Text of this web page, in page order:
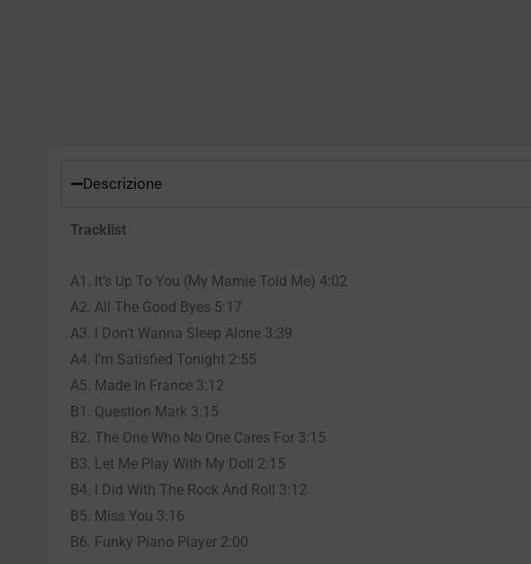
Descrizione
Tracklist
A1. It’s Up To You (My Mamie Told Me) 4:02
A2. All The Good Byes 5:17
A3. I Don’t Wanna Sleep Alone 3:39
A4. I’m Satisfied Tonight 2:55
A5. Made In France 3:12
B1. Question Mark 3:15
B2. The One Who No One Cares For 3:15
B3. Let Me Play With My Doll 2:15
B4. I Did With The Rock And Roll 3:12
B5. Miss You 3:16
B6. Funky Piano Player 2:00